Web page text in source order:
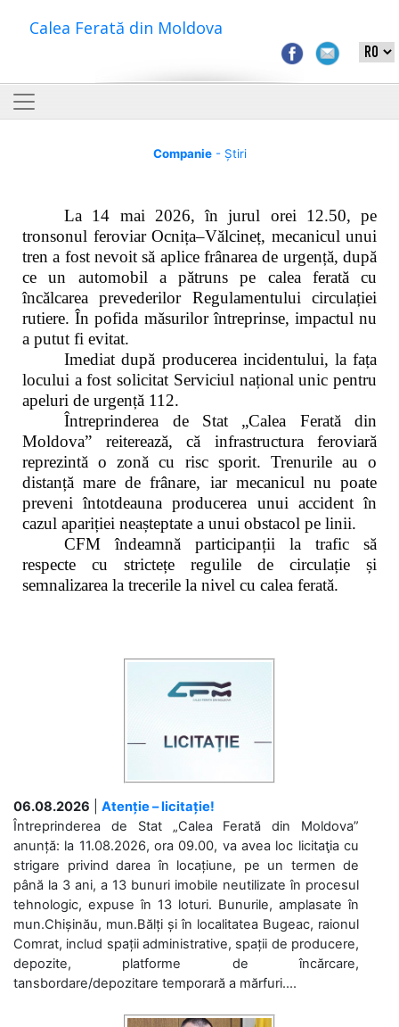
Calea Ferată din Moldova
Companie- Știri
La 14 mai 2026, în jurul orei 12.50, pe
tronsonul feroviar Ocnița–Vălcineț, mecanicul unui
tren a fost nevoit să aplice frânarea de urgență, după
ce un automobil a pătruns pe calea ferată cu
încălcarea prevederilor Regulamentului circulației
rutiere. În pofida măsurilor întreprinse, impactul nu
a putut fi evitat.
Imediat după producerea incidentului, la fața
locului a fost solicitat Serviciul național unic pentru
apeluri de urgență 112.
Întreprinderea de Stat „Calea Ferată din
Moldova” reiterează, că infrastructura feroviară
reprezintă o zonă cu risc sporit. Trenurile au o
distanță mare de frânare, iar mecanicul nu poate
preveni întotdeauna producerea unui accident în
cazul apariției neașteptate a unui obstacol pe linii.
CFM îndeamnă participanții la trafic să
respecte cu strictețe regulile de circulație și
semnalizarea la trecerile la nivel cu calea ferată.
06.08.2026
Atenție – licitație!
Întreprinderea de Stat „Calea Ferată din Moldova”
anunță: la 11.08.2026, ora 09.00, va avea loc licitaţia cu
strigare privind darea în locațiune, pe un termen de
până la 3 ani, a 13 bunuri imobile neutilizate în procesul
tehnologic, expuse în 13 loturi. Bunurile, amplasate în
mun.Chișinău, mun.Bălți și în localitatea Bugeac, raionul
Comrat, includ spații administrative, spații de producere,
depozite, platforme de încărcare,
tansbordare/depozitare temporară a mărfuri....